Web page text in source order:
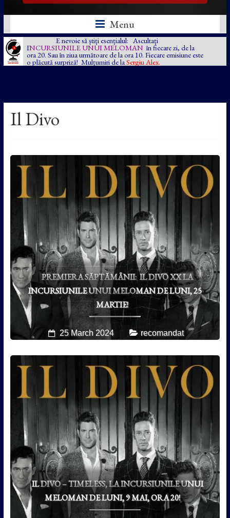
Menu
E nevoie să știți esențialul: Ascultați
INCURSIUNILE UNUI MELOMAN în fiecare zi, de la
ora 20. Sau în ziua următoare de la ora 10. Fiecare emisiune este
o plăcută surpriză! Mulțumiri de la Sergiu Alex.
Il Divo
PREMIERA SĂPTĂMÂNII: IL DIVO XX LA
INCURSIUNILE UNUI MELOMAN DE LUNI, 25
MARTIE!
25 March 2024 recomandat
IL DIVO – TIMELESS, LA INCURSIUNILE UNUI
MELOMAN DE LUNI, 9 MAI, ORA 20!